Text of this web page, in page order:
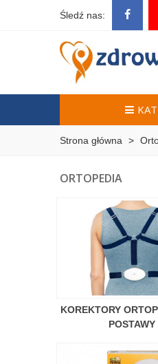
Śledź nas:
Strona główna >
ORTOPEDIA
KOREKTORY
POSTAWY